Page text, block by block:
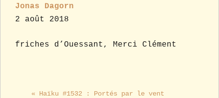
Jonas Dagorn
2 août 2018
friches d’Ouessant, Merci Clément
« Haïku #1532 : Portés par le vent